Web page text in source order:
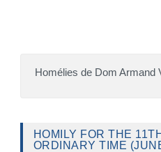
Homélies de Dom Armand
HOMILY FOR THE
ORDINARY TIME